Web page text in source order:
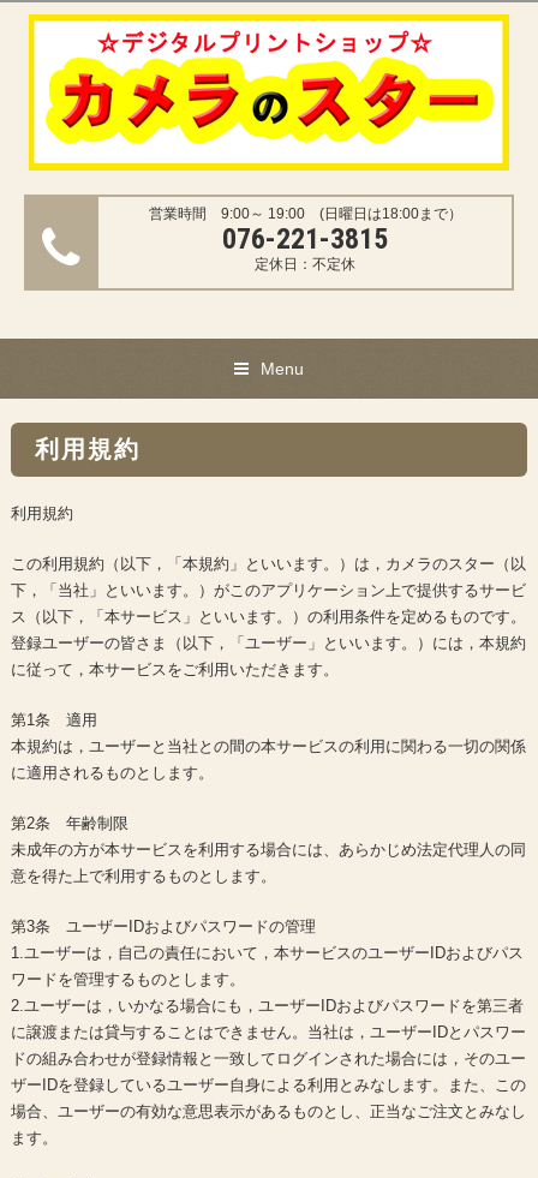
営業時間 9:00～ 19:00 (日曜日は18:00まで）
076-221-3815
定休日：不定休
Menu
利用規約
利用規約
この利用規約（以下，「本規約」といいます。）は，カメラのスター（以
下，「当社」といいます。）がこのアプリケーション上で提供するサービ
ス（以下，「本サービス」といいます。）の利用条件を定めるものです。
登録ユーザーの皆さま（以下，「ユーザー」といいます。）には，本規約
に従って，本サービスをご利用いただきます。
第1条 適用
本規約は，ユーザーと当社との間の本サービスの利用に関わる一切の関係
に適用されるものとします。
第2条 年齢制限
未成年の方が本サービスを利用する場合には、あらかじめ法定代理人の同
意を得た上で利用するものとします。
第3条 ユーザーIDおよびパスワードの管理
1.ユーザーは，自己の責任において，本サービスのユーザーIDおよびパス
ワードを管理するものとします。
2.ユーザーは，いかなる場合にも，ユーザーIDおよびパスワードを第三者
に譲渡または貸与することはできません。当社は，ユーザーIDとパスワー
ドの組み合わせが登録情報と一致してログインされた場合には，そのユー
ザーIDを登録しているユーザー自身による利用とみなします。また、この
場合、ユーザーの有効な意思表示があるものとし、正当なご注文とみなし
ます。